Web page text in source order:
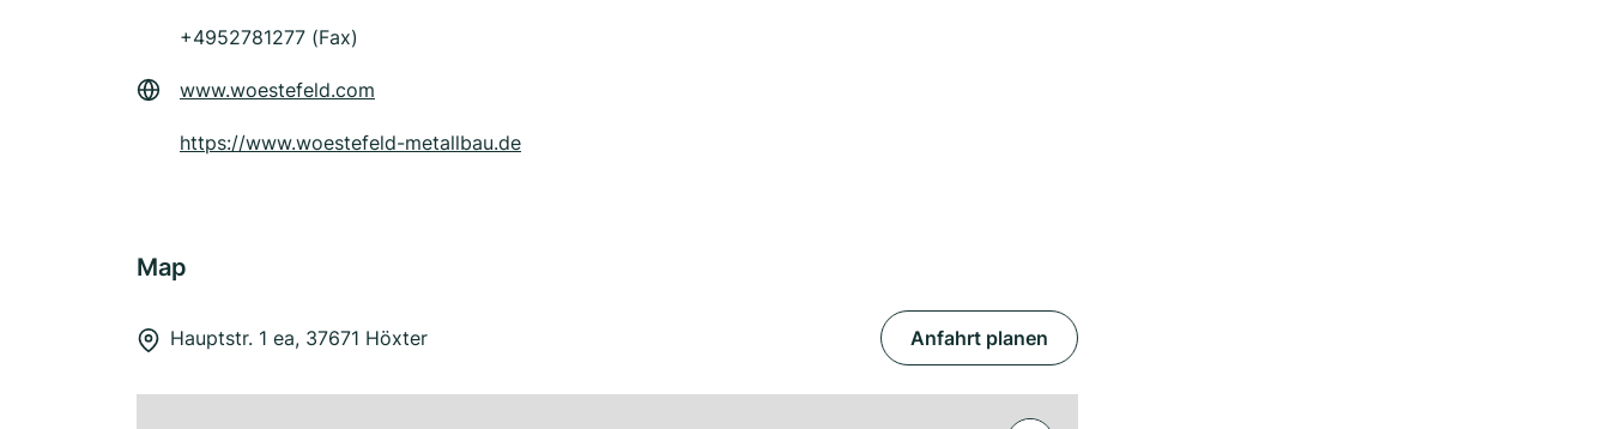
+4952781277 (Fax)
www.woestefeld.com
https://www.woestefeld-metallbau.de
Map
Hauptstr. 1 ea, 37671 Höxter Anfahrt planen